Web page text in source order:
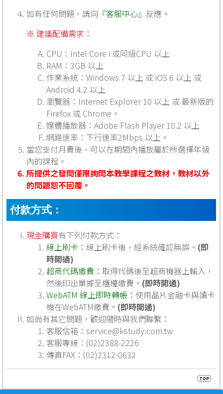
如有任何問題，請向『客服中心』反應。
※ 建議配備需求：
CPU：Intel Core i 或同級CPU 以上
RAM：3GB 以上
作業系統：Windows 7 以上 或 iOS 6 以上 或
Android 4.2 以上
瀏覽器：Internet Explorer 10 以上 或 最新版的
Firefox 或 Chrome。
媒體播放器：Adobe Flash Player 10.2 以上
網路速率：下行速率2Mbps 以上。
當您支付月費後，可以在期間內播放屬於所選擇年級
內的課程。
所提供之發問僅限詢問本教學課程之教材，教材以外
的問題恕不回覆。
付款方式：
現金購買有下列付款方式：
線上刷卡：線上刷卡後，經系統確認無誤。 (即
時開通)
超商代碼繳費：取得代碼後至超商機器上輸入，
然後印出單據至櫃檯繳費。 (即時開通)
WebATM 線上即時轉帳：使用晶片金融卡與讀卡
機在WebATM繳費。 (即時開通)
如尚有其它問題，歡迎隨時與我們聯繫：
客服信箱：service@kstudy.com.tw
客服專線：(02)2388-2226
傳真FAX：(02)2312-0632